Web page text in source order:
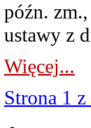
późn.
ustawy z
Więcej...
Strona 1 z